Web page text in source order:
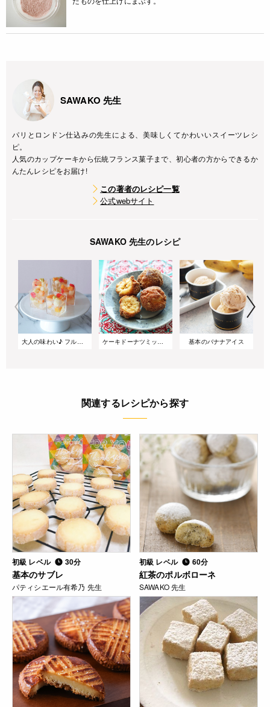
SAWAKO 先生
パリとロンドン仕込みの先生による、美味しくてかわいいスイーツレシ
ピ。
人気のカップケーキから伝統フランス菓子まで、初心者の方からできるか
んたんレシピをお届け!
この著者のレシピ一覧
公式webサイト
SAWAKO 先生のレシピ
大人の味わい♪ フルーツカクテルのシャンパンゼリー ケーキドーナツミックスで作る サーターアンダギー 基本のバナナアイス
関連するレシピから探す
初級 レベル 30分
基本のサブレ
パティシエール有希乃 先生
初級 レベル 60分
紅茶のポルボローネ
SAWAKO 先生